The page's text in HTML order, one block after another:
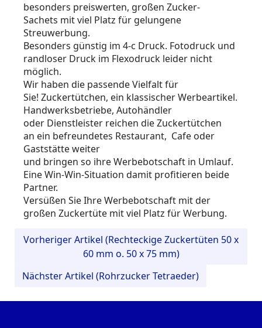
besonders preiswerten, großen Zucker-
Sachets mit viel Platz für gelungene
Streuwerbung.
Besonders günstig im 4-c Druck. Fotodruck und
randloser Druck im Flexodruck leider nicht
möglich.
Wir haben die passende Vielfalt für
Sie! Zuckertütchen, ein klassischer Werbeartikel.
Handwerksbetriebe, Autohändler
oder Dienstleister reichen die Zuckertütchen
an ein befreundetes Restaurant, Cafe oder
Gaststätte weiter
und bringen so ihre Werbebotschaft in Umlauf.
Eine Win-Win-Situation damit profitieren beide
Partner.
Versüßen Sie Ihre Werbebotschaft mit der
großen Zuckertüte mit viel Platz für Werbung.
Vorheriger Artikel (Rechteckige Zuckertüten 50 x
60 mm o. 50 x 75 mm)
Nächster Artikel (Rohrzucker Tetraeder)